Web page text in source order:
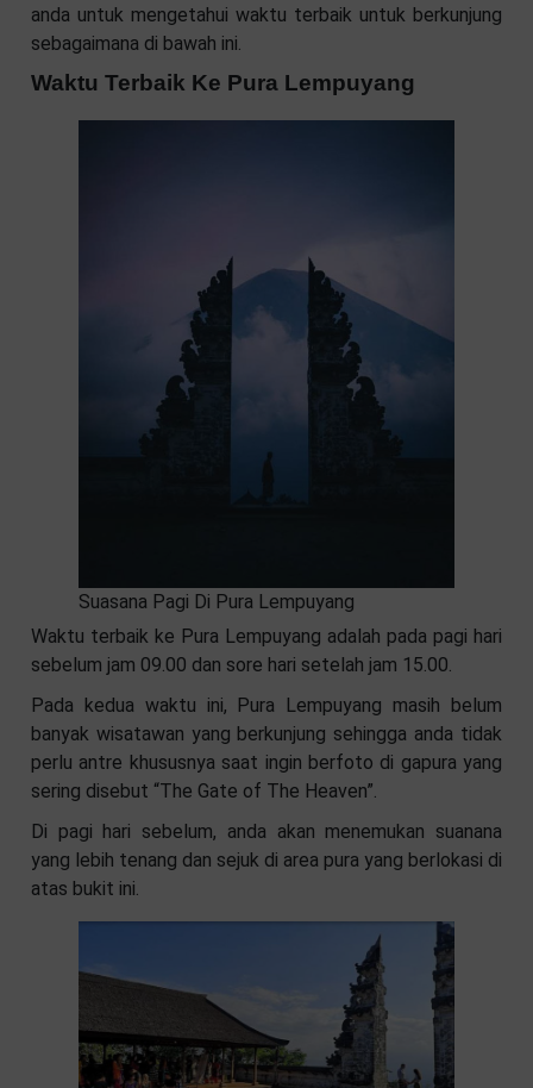
anda untuk mengetahui waktu terbaik untuk berkunjung
sebagaimana di bawah ini.
Waktu Terbaik Ke Pura Lempuyang
Suasana Pagi Di Pura Lempuyang
Waktu terbaik ke Pura Lempuyang adalah pada pagi hari
sebelum jam 09.00 dan sore hari setelah jam 15.00.
Pada kedua waktu ini, Pura Lempuyang masih belum
banyak wisatawan yang berkunjung sehingga anda tidak
perlu antre khususnya saat ingin berfoto di gapura yang
sering disebut “The Gate of The Heaven”.
Di pagi hari sebelum, anda akan menemukan suanana
yang lebih tenang dan sejuk di area pura yang berlokasi di
atas bukit ini.